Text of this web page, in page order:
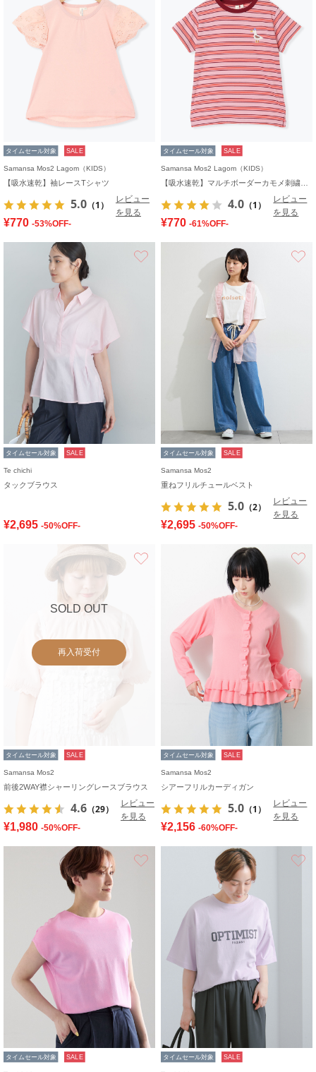
タイムセール対象 SALE
Samansa Mos2 Lagom（KIDS）
【吸水速乾】袖レースTシャツ
5.0 （1）
レビュー
を見る
¥770 -53%OFF-
タイムセール対象 SALE
Samansa Mos2 Lagom（KIDS）
4.0 （1）
レビュー
を見る
¥770 -61%OFF-
タイムセール対象 SALE
Te chichi
タックブラウス
¥2,695 -50%OFF-
タイムセール対象 SALE
Samansa Mos2
重ねフリルチュールベスト
5.0 （2）
レビュー
を見る
¥2,695 -50%OFF-
SOLD OUT
再入荷受付
タイムセール対象 SALE
Samansa Mos2
前後2WAY襟シャーリングレースブラウス
4.6 （29）
レビュー
を見る
¥1,980 -50%OFF-
タイムセール対象 SALE
Samansa Mos2
シアーフリルカーディガン
5.0 （1）
レビュー
を見る
¥2,156 -60%OFF-
タイムセール対象 SALE タイムセール対象 SALE